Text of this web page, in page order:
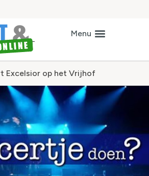
Excelsior op het Vrijhof